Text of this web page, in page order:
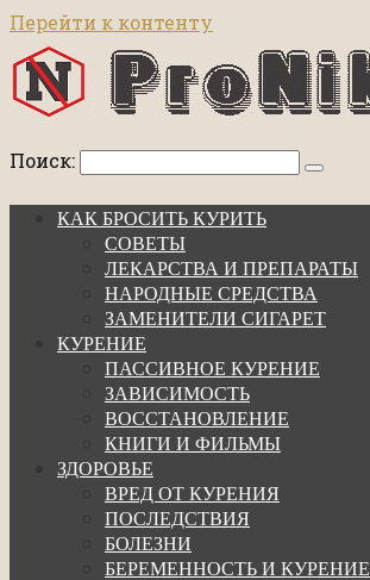
Перейти к контенту
Поиск:
КАК БРОСИТЬ КУРИТЬ
СОВЕТЫ
ЛЕКАРСТВА И ПРЕПАРАТЫ
НАРОДНЫЕ СРЕДСТВА
ЗАМЕНИТЕЛИ СИГАРЕТ
КУРЕНИЕ
ПАССИВНОЕ КУРЕНИЕ
ЗАВИСИМОСТЬ
ВОССТАНОВЛЕНИЕ
КНИГИ И ФИЛЬМЫ
ЗДОРОВЬЕ
ВРЕД ОТ КУРЕНИЯ
ПОСЛЕДСТВИЯ
БОЛЕЗНИ
БЕРЕМЕННОСТЬ И КУРЕНИЕ